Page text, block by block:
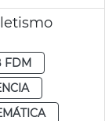
FDM